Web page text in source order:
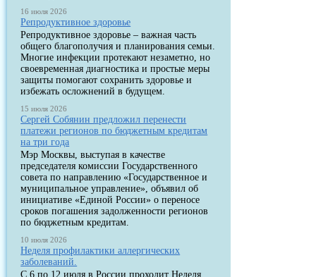
16 июля 2026
Репродуктивное здоровье
Репродуктивное здоровье – важная часть
общего благополучия и планирования семьи.
Многие инфекции протекают незаметно, но
своевременная диагностика и простые меры
защиты помогают сохранить здоровье и
избежать осложнений в будущем.
15 июля 2026
Сергей Собянин предложил перенести
платежи регионов по бюджетным кредитам
на три года
Мэр Москвы, выступая в качестве
председателя комиссии Государственного
совета по направлению «Государственное и
муниципальное управление», объявил об
инициативе «Единой России» о переносе
сроков погашения задолженности регионов
по бюджетным кредитам.
10 июля 2026
Неделя профилактики аллергических
заболеваний.
С 6 по 12 июля в России проходит Неделя